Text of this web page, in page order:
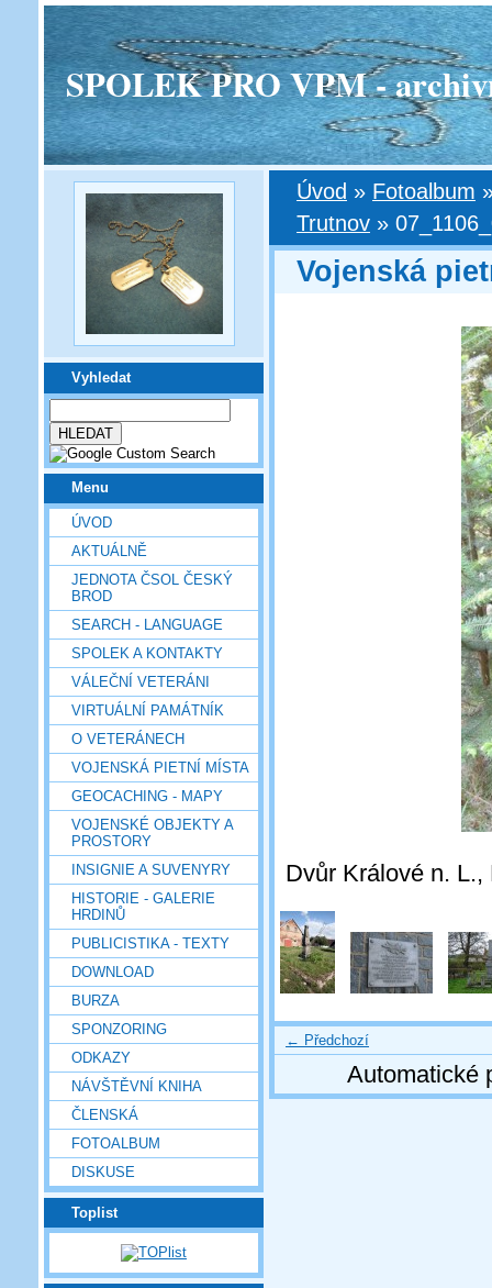
SPOLEK PRO VPM -
Vyhledat
Menu
ÚVOD
AKTUÁLNĚ
JEDNOTA ČSOL ČESKÝ
BROD
SEARCH - LANGUAGE
SPOLEK A KONTAKTY
VÁLEČNÍ VETERÁNI
VIRTUÁLNÍ PAMÁTNÍK
O VETERÁNECH
VOJENSKÁ PIETNÍ MÍSTA
GEOCACHING - MAPY
VOJENSKÉ OBJEKTY A
PROSTORY
INSIGNIE A SUVENYRY
HISTORIE - GALERIE
HRDINŮ
PUBLICISTIKA - TEXTY
DOWNLOAD
BURZA
SPONZORING
ODKAZY
NÁVŠTĚVNÍ KNIHA
ČLENSKÁ
FOTOALBUM
DISKUSE
Toplist
Úvod » Fotoalbum
Trutnov »
Vojenská
Dvůr Králové n.
← Předchozí
Automatické